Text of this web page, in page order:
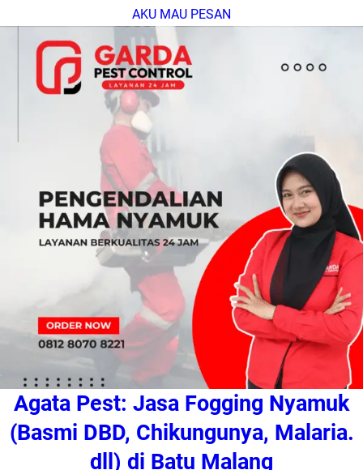
AKU MAU PESAN
Agata Pest: Jasa Fogging Nyamuk
(Basmi DBD, Chikungunya, Malaria.
dll) di Batu Malang